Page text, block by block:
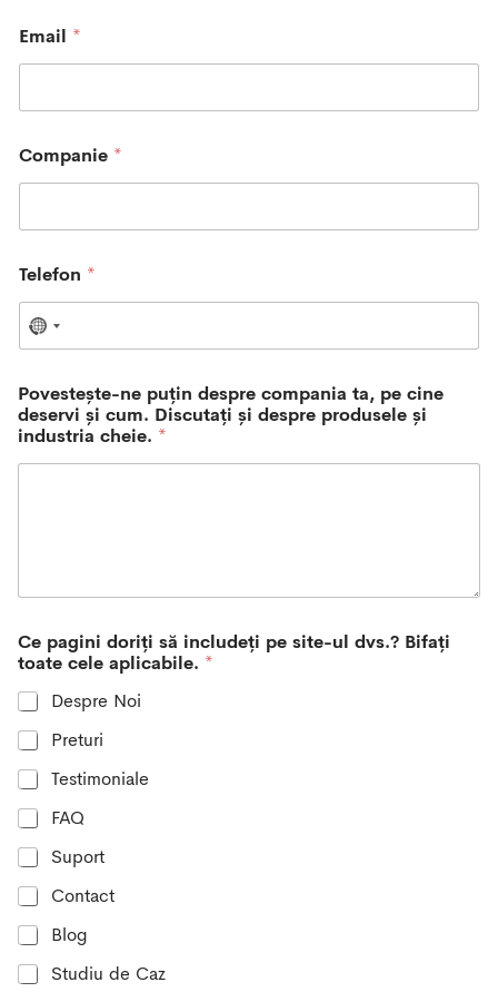
t
e
Email *
Companie *
Telefon *
N
o
o
u
l
c
t
Povestește-ne puțin despre compania ta, pe cine
deservi și cum. Discutați și despre produsele și
industria cheie. *
Ce pagini doriți să includeți pe site-ul dvs.? Bifați
toate cele aplicabile. *
Despre Noi
Preturi
Testimoniale
FAQ
Suport
Contact
Blog
Studiu de Caz